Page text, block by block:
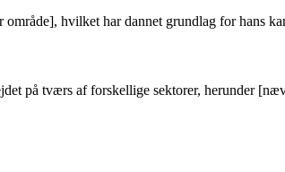
hvilket har dannet grundlag for hans
på tværs af forskellige sektorer, herunder